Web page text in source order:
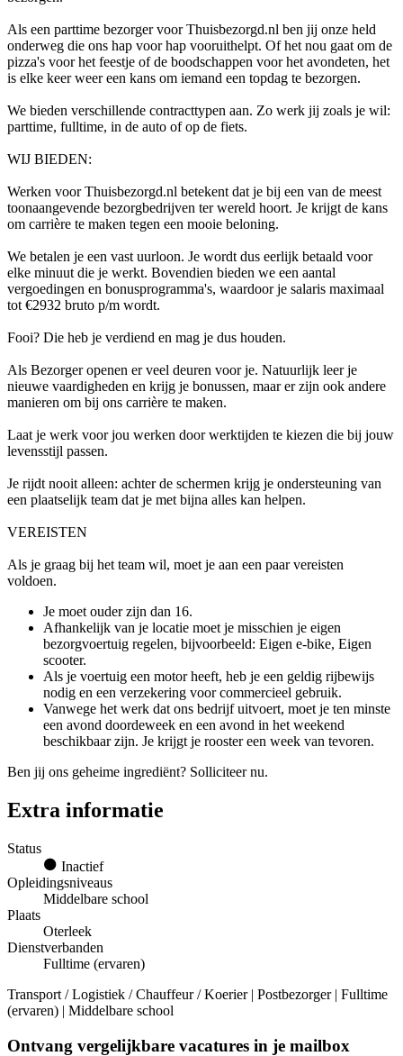
Als een parttime bezorger voor Thuisbezorgd.nl ben jij onze held
onderweg die ons hap voor hap vooruithelpt. Of het nou gaat om de
pizza's voor het feestje of de boodschappen voor het avondeten, het
is elke keer weer een kans om iemand een topdag te bezorgen.
We bieden verschillende contracttypen aan. Zo werk jij zoals je wil:
parttime, fulltime, in de auto of op de fiets.
WIJ BIEDEN:
Werken voor Thuisbezorgd.nl betekent dat je bij een van de meest
toonaangevende bezorgbedrijven ter wereld hoort. Je krijgt de kans
om carrière te maken tegen een mooie beloning.
We betalen je een vast uurloon. Je wordt dus eerlijk betaald voor
elke minuut die je werkt. Bovendien bieden we een aantal
vergoedingen en bonusprogramma's, waardoor je salaris maximaal
tot €2932 bruto p/m wordt.
Fooi? Die heb je verdiend en mag je dus houden.
Als Bezorger openen er veel deuren voor je. Natuurlijk leer je
nieuwe vaardigheden en krijg je bonussen, maar er zijn ook andere
manieren om bij ons carrière te maken.
Laat je werk voor jou werken door werktijden te kiezen die bij jouw
levensstijl passen.
Je rijdt nooit alleen: achter de schermen krijg je ondersteuning van
een plaatselijk team dat je met bijna alles kan helpen.
VEREISTEN
Als je graag bij het team wil, moet je aan een paar vereisten
voldoen.
Je moet ouder zijn dan 16.
Afhankelijk van je locatie moet je misschien je eigen
bezorgvoertuig regelen, bijvoorbeeld: Eigen e-bike, Eigen
scooter.
Als je voertuig een motor heeft, heb je een geldig rijbewijs
nodig en een verzekering voor commercieel gebruik.
Vanwege het werk dat ons bedrijf uitvoert, moet je ten minste
een avond doordeweek en een avond in het weekend
beschikbaar zijn. Je krijgt je rooster een week van tevoren.
Ben jij ons geheime ingrediënt? Solliciteer nu.
Extra informatie
Status
Inactief
Opleidingsniveaus
Middelbare school
Plaats
Oterleek
Dienstverbanden
Fulltime (ervaren)
Transport / Logistiek / Chauffeur / Koerier | Postbezorger | Fulltime
(ervaren) | Middelbare school
Ontvang vergelijkbare vacatures in je mailbox